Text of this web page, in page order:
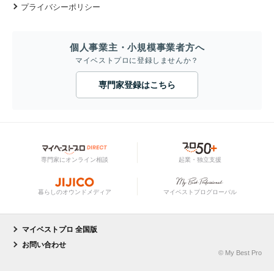
プライバシーポリシー
個人事業主・小規模事業者方へ
マイベストプロに登録しませんか？
専門家登録はこちら
専門家にオンライン相談 起業・独立支援
暮らしのオウンドメディア マイベストプログローバル
マイベストプロ 全国版
お問い合わせ
© My Best Pro